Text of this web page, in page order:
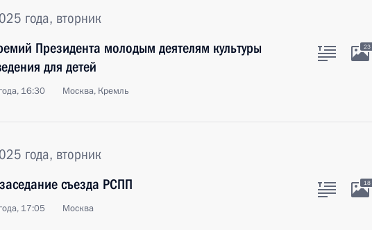
года, вторник
Президента молодым деятелям культуры
для детей
16:30 Москва, Кремль
23
года, вторник
съезда РСПП
17:05 Москва
18